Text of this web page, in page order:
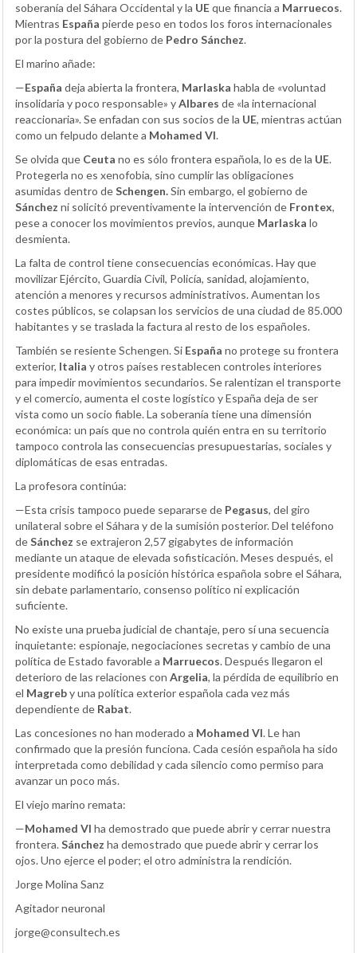
soberanía del Sáhara Occidental y la UEque financia a Marruecos.
Mientras España pierde peso en todos los foros internacionales
por la postura del gobierno de Pedro Sánchez.
El marino añade:
—España deja abierta la frontera, Marlaska habla de «voluntad
insolidaria y poco responsable» yAlbares de «la internacional
reaccionaria». Se enfadan con sus socios de la UE, mientras actúan
como un felpudo delante a Mohamed VI.
Se olvida que Ceuta no es sólo frontera española, lo es de la UE.
Protegerla no es xenofobia, sino cumplir las obligaciones
asumidas dentro deSchengen.Sin embargo, el gobierno de
Sánchez ni solicitó preventivamente la intervención de Frontex,
pese a conocer los movimientos previos, aunque Marlaska lo
desmienta.
La falta de control tiene consecuencias económicas. Hay que
movilizar Ejército, Guardia Civil, Policía, sanidad, alojamiento,
atención a menores y recursos administrativos. Aumentan los
costes públicos, se colapsan los servicios de una ciudad de 85.000
habitantes y se traslada la factura al resto de los españoles.
También se resiente Schengen. Si España no protege su frontera
exterior, Italia y otros países restablecen controles interiores
para impedir movimientos secundarios. Se ralentizan el transporte
y el comercio, aumenta el coste logístico y España deja de ser
vista como un socio fiable. La soberanía tiene una dimensión
económica: un país que no controla quién entra en su territorio
tampoco controla las consecuencias presupuestarias, sociales y
diplomáticas de esas entradas.
La profesora continúa:
—Esta crisis tampoco puede separarse de Pegasus, del giro
unilateral sobre el Sáhara y de la sumisión posterior. Del teléfono
deSánchez se extrajeron 2,57 gigabytes de información
mediante un ataque de elevada sofisticación. Meses después, el
presidente modificó la posición histórica española sobre el Sáhara,
sin debate parlamentario, consenso político ni explicación
suficiente.
No existe una prueba judicial de chantaje, pero sí una secuencia
inquietante: espionaje, negociaciones secretas y cambio de una
política de Estado favorable a Marruecos. Después llegaron el
deterioro de las relaciones con Argelia, la pérdida de equilibrio en
el Magreby una política exterior española cada vez más
dependiente de Rabat.
Las concesiones no han moderado a Mohamed VI. Le han
confirmado que la presión funciona. Cada cesión española ha sido
interpretada como debilidad y cada silencio como permiso para
avanzar un poco más.
El viejo marino remata:
—Mohamed VI ha demostrado que puede abrir y cerrar nuestra
frontera.Sánchez ha demostrado que puede abrir y cerrar los
ojos. Uno ejerce el poder; el otro administra la rendición.
Jorge Molina Sanz
Agitador neuronal
jorge@consultech.es